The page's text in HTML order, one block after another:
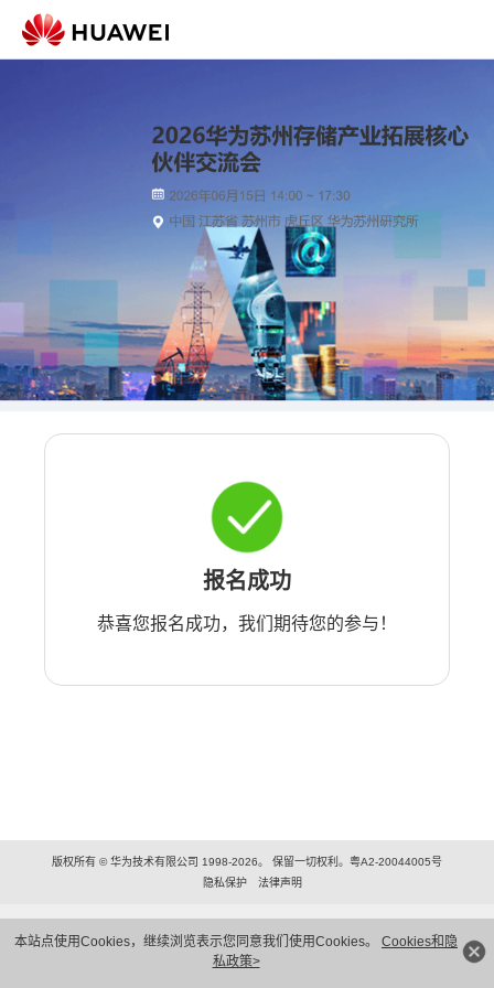
本站点使用Cookies，继续浏览表示您同意我们使用Cookies。 Cookies和隐
私政策>
报名成功
恭喜您报名成功，我们期待您的参与！
版权所有 © 华为技术有限公司 1998-2026。 保留一切权利。粤A2-20044005号
隐私保护
法律声明